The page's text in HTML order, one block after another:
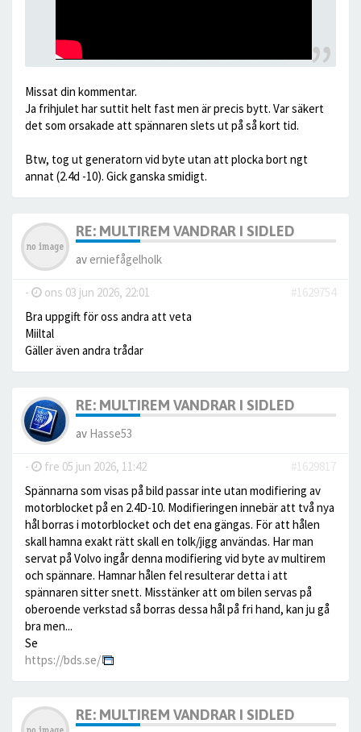
Missat din kommentar.
Ja frihjulet har suttit helt fast men är precis bytt. Var säkert
det som orsakade att spännaren slets ut på så kort tid.
Btw, tog ut generatorn vid byte utan att plocka bort ngt
annat (2.4d -10). Gick ganska smidigt.
RE: MULTIREM VANDRAR I SIDLED
av erniefågelholk
- ons 03 jun 2026, 22:01
#1629754
Bra uppgift för oss andra att veta
Miiltal
Gäller även andra trådar
RE: MULTIREM VANDRAR I SIDLED
av Hasse53
- fre 05 jun 2026, 11:42
#1629817
Spännarna som visas på bild passar inte utan modifiering av
motorblocket på en 2.4D-10. Modifieringen innebär att två nya
hål borras i motorblocket och det ena gängas. För att hålen
skall hamna exakt rätt skall en tolk/jigg användas. Har man
servat på Volvo ingår denna modifiering vid byte av multirem
och spännare. Hamnar hålen fel resulterar detta i att
spännaren sitter snett. Misstänker att om bilen servas på
oberoende verkstad så borras dessa hål på fri hand, kan ju gå
bra men...
Se
https://bds.se/
RE: MULTIREM VANDRAR I SIDLED